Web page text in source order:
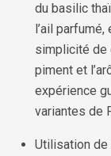
du basilic
l’ail
simplicité de
piment et
expérience
variantes de
Utilisation de